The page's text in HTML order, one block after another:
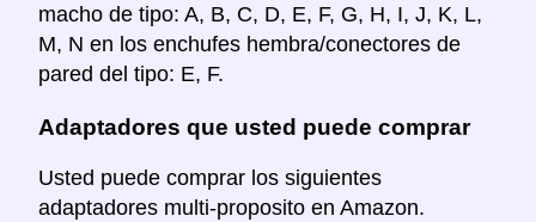
macho de tipo: A, B, C, D, E, F, G, H, I, J, K, L,
M, N en los enchufes hembra/conectores de
pared del tipo: E, F.
Adaptadores que usted puede comprar
Usted puede comprar los siguientes
adaptadores multi-proposito en Amazon.